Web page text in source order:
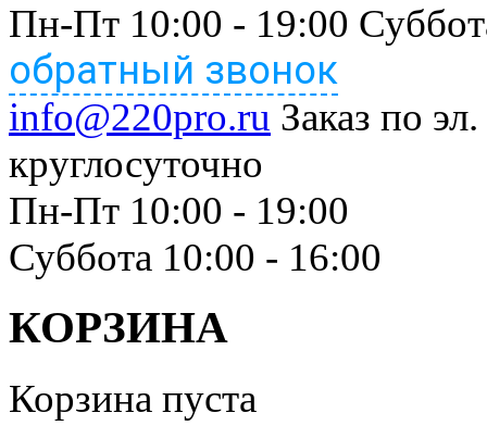
Пн-Пт 10:00 - 19:00
обратный звонок
info@220pro.ru Заказ по
круглосуточно
Пн-Пт 10:00 - 19:00
Суббота 10:00 - 16:00
КОРЗИНА
Корзина пуста